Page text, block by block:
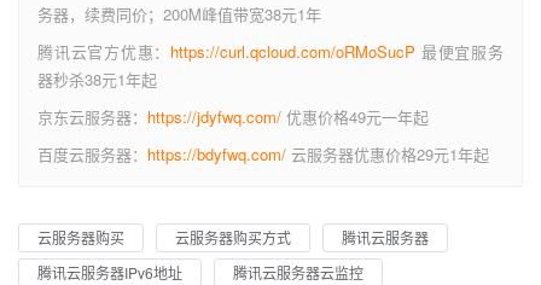
务器，续费同价；200M峰值带宽38元1年
腾讯云官方优惠： https://curl.qcloud.com/oRMoSucP 最便宜服务
器秒杀38元1年起
京东云服务器： https://jdyfwq.com/ 优惠价格49元一年起
百度云服务器： https://bdyfwq.com/ 云服务器优惠价格29元1年起
云服务器购买 云服务器购买方式
腾讯云服务器
腾讯云服务器IPv6地址
腾讯云服务器云监控